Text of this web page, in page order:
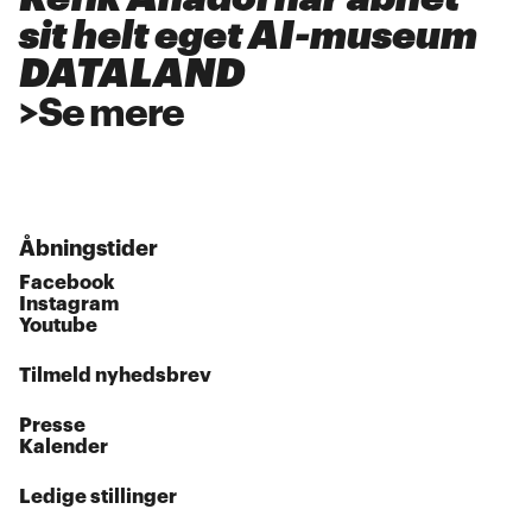
sit helt eget AI-museum
DATALAND
>Se mere
Åbningstider
Facebook
Instagram
Youtube
Tilmeld nyhedsbrev
Presse
Kalender
Ledige stillinger